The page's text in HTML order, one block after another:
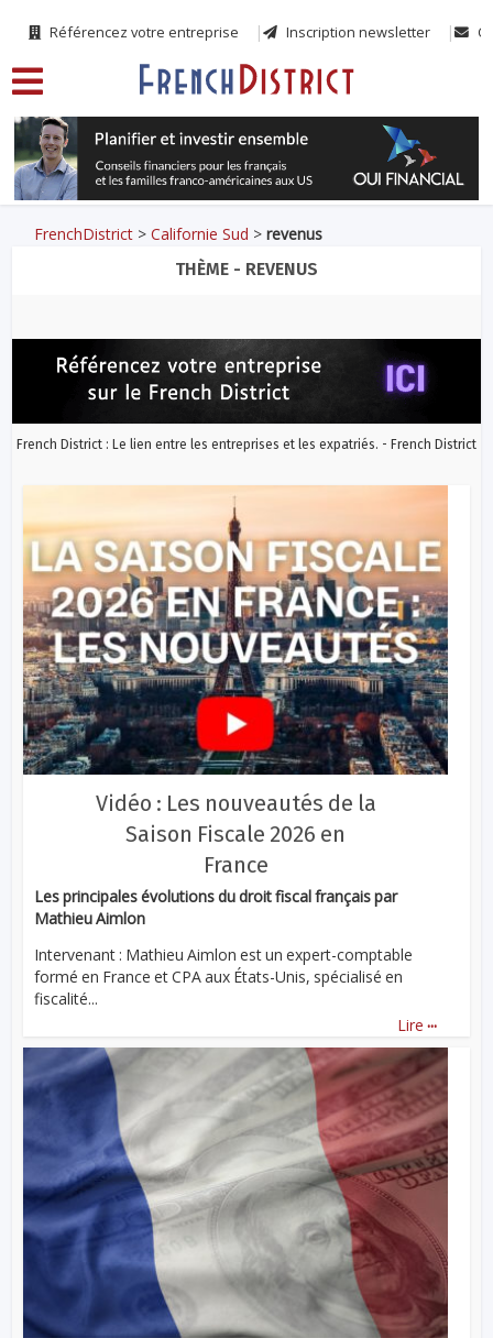
Référencez votre entreprise Inscription newsletter
FrenchDistrict >Californie Sud >revenus
THÈME - REVENUS
French District : Le lien entre les entreprises et les expatriés. - French District
Vidéo : Les nouveautés de la
Saison Fiscale 2026 en
France
Les principales évolutions du droit fiscal français par
Mathieu Aimlon
Intervenant : Mathieu Aimlon est un expert-comptable
formé en France et CPA aux États-Unis, spécialisé en
fiscalité...
Lire ...